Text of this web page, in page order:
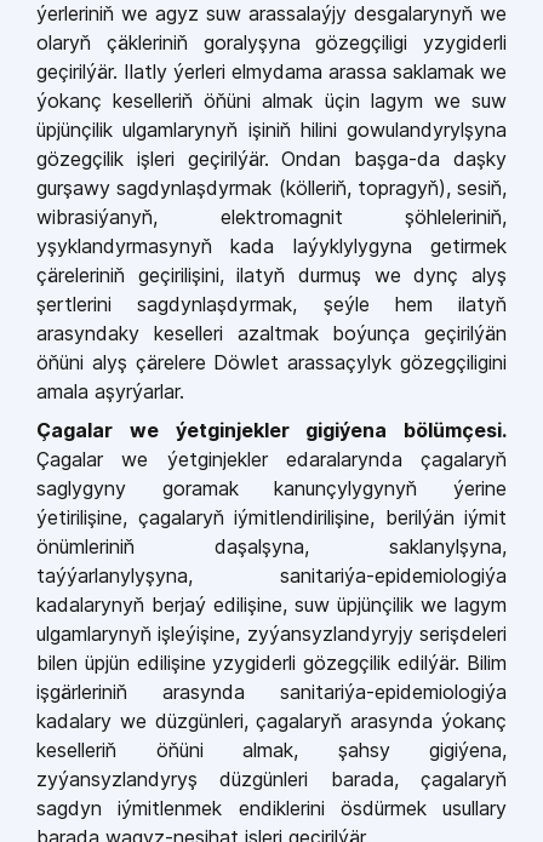
ýerleriniň we agyz suw arassalaýjy desgalarynyň we
olaryň çäkleriniň goralyşyna gözegçiligi yzygiderli
geçirilýär. Ilatly ýerleri elmydama arassa saklamak we
ýokanç keselleriň öňüni almak üçin lagym we suw
üpjünçilik ulgamlarynyň işiniň hilini gowulandyrylşyna
gözegçilik işleri geçirilýär. Ondan başga-da daşky
gurşawy sagdynlaşdyrmak (kölleriň, topragyň), sesiň,
wibrasiýanyň, elektromagnit şöhleleriniň,
yşyklandyrmasynyň kada laýyklylygyna getirmek
çäreleriniň geçirilişini, ilatyň durmuş we dynç alyş
şertlerini sagdynlaşdyrmak, şeýle hem ilatyň
arasyndaky keselleri azaltmak boýunça geçirilýän
öňüni alyş çärelere Döwlet arassaçylyk gözegçiligini
amala aşyrýarlar.
Çagalar we ýetginjekler gigiýena bölümçesi.
Çagalar we ýetginjekler edaralarynda çagalaryň
saglygyny goramak kanunçylygynyň ýerine
ýetirilişine, çagalaryň iýmitlendirilişine, berilýän iýmit
önümleriniň daşalşyna, saklanylşyna,
taýýarlanylyşyna, sanitariýa-epidemiologiýa
kadalarynyň berjaý edilişine, suw üpjünçilik we lagym
ulgamlarynyň işleýişine, zyýansyzlandyryjy serişdeleri
bilen üpjün edilişine yzygiderli gözegçilik edilýär. Bilim
işgärleriniň arasynda sanitariýa-epidemiologiýa
kadalary we düzgünleri, çagalaryň arasynda ýokanç
keselleriň öňüni almak, şahsy gigiýena,
zyýansyzlandyryş düzgünleri barada, çagalaryň
sagdyn iýmitlenmek endiklerini ösdürmek usullary
barada wagyz-nesihat işleri geçirilýär.